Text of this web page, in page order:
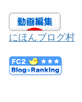
にほんブログ村